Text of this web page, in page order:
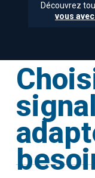
Découvrez
vous